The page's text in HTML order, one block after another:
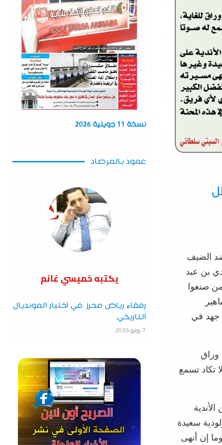
الضيف
بن عبد
صنعوا
جهد في
وراق
تكاد تسمع
سعيدة
إن أنهى
نسخة 11 جويلية 2026
عمود بالمرصاد
يكتبه خميسي غانم
رفقاء رياض محرز في اختبار المونديال
التاريخي
7 يونيو 2026